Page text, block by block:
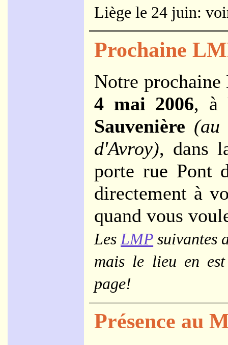
Liège le 24 juin:
Prochaine
Notre
4 mai 2006,
Sauvenière (au
d'Avroy), dans
porte rue Pont
directement à
quand vous
LesLMP suivantes
mais le lieu en est
page!
Présence au